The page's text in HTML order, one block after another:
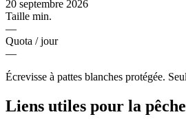
20 septembre 2026
Taille min.
—
Quota / jour
—
Écrevisse à pattes blanches protégée.
Liens utiles pour la